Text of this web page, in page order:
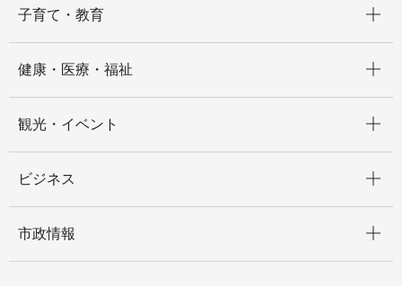
子育て・教育
健康・医療・福祉
観光・イベント
ビジネス
市政情報